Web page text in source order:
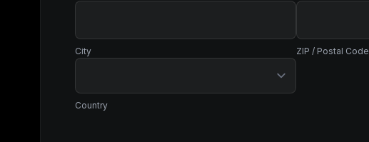
City ZIP / Postal Code
Country